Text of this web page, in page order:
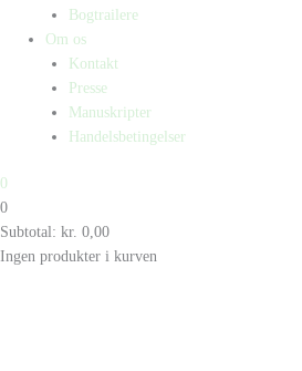
Bogtrailere
Om os
Kontakt
Presse
Manuskripter
Handelsbetingelser
0
0
Subtotal: kr. 0,00
Ingen produkter i kurven